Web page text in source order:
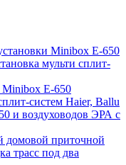
Minibox E-650
мульти сплит-
E-650
систем Haier, Ballu
и воздуховодов ЭРА с
домовой приточной
трасс под два